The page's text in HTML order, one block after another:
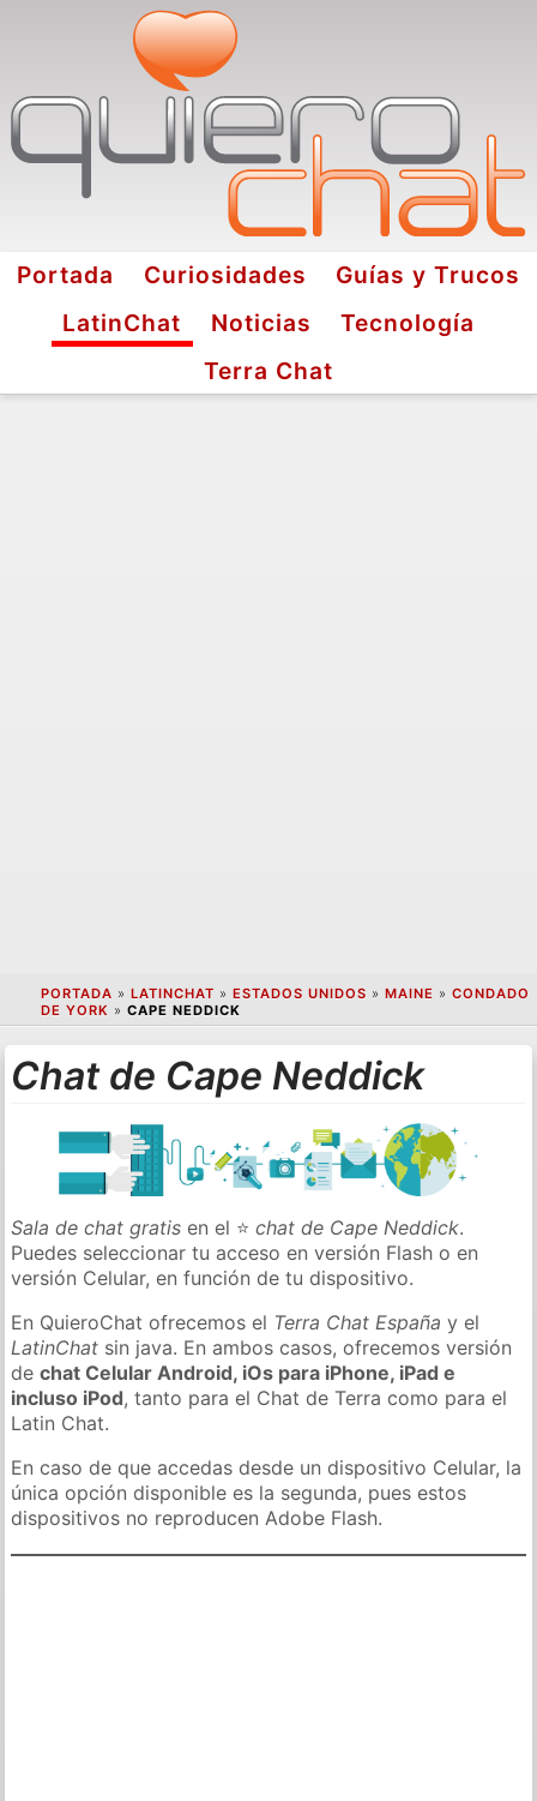
Portada Curiosidades
Guías y Trucos
LatinChat
Noticias
Tecnología
Terra Chat
PORTADA » LATINCHAT » ESTADOS UNIDOS » MAINE » CONDADO
DE YORK » CAPE NEDDICK
Chat de Cape Neddick
Sala de chat gratis en el ⭐chat de Cape Neddick.
Puedes seleccionar tu acceso en versión Flash o en
versión Celular, en función de tu dispositivo.
En QuieroChat ofrecemos el Terra Chat España y el
LatinChat sin java. En ambos casos, ofrecemos versión
dechat Celular Android, iOs para iPhone, iPad e
incluso iPod, tanto para el Chat de Terra como para el
Latin Chat.
En caso de que accedas desde un dispositivo Celular, la
única opción disponible es la segunda, pues estos
dispositivos no reproducen Adobe Flash.